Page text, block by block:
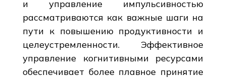
и управление импульсивностью
рассматриваются как важные шаги на
пути к повышению продуктивности и
целеустремленности. Эффективное
управление когнитивными ресурсами
обеспечивает более плавное принятие